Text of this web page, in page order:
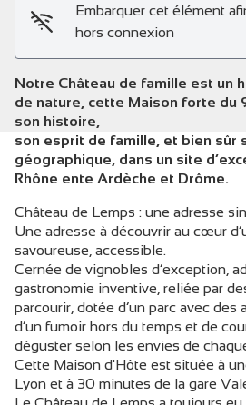
Embarquer cet élément
hors connexion
Notre Château de famille est un
de nature, cette Maison forte du
son histoire,
son esprit de famille, et bien sûr
géographique, dans un site
Rhône ente Ardèche et Drôme.
Château de Lemps : une adresse
Une adresse à découvrir au cœur
savoureuse, accessible.
Cernée de vignobles d’exception,
gastronomie inventive, reliée par
parcourir, dotée d’un parc avec des
d’un fumoir hors du temps et de
déguster selon les envies de
Cette Maison d'Hôte est située à
Lyon et à 30 minutes de la gare